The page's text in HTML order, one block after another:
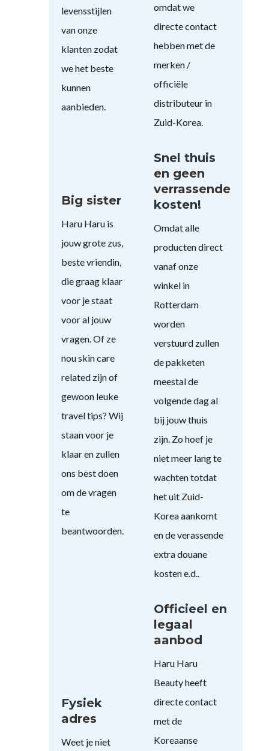
levensstijlen
van onze
klanten zodat
we het beste
kunnen
aanbieden.
omdat we
directe contact
hebben met de
merken /
officiële
distributeur in
Zuid-Korea.
Big sister
Haru Haru is
jouw grote zus,
beste vriendin,
die graag klaar
voor je staat
voor al jouw
vragen. Of ze
nou skin care
related zijn of
gewoon leuke
travel tips? Wij
staan voor je
klaar en zullen
ons best doen
om de vragen
te
beantwoorden.
Snel thuis
en geen
verrassende
kosten!
Omdat alle
producten direct
vanaf onze
winkel in
Rotterdam
worden
verstuurd zullen
de pakketen
meestal de
volgende dag al
bij jouw thuis
zijn. Zo hoef je
niet meer lang te
wachten totdat
het uit Zuid-
Korea aankomt
en de verassende
extra douane
kosten e.d..
Fysiek
adres
Weet je niet
Officieel en
legaal
aanbod
Haru Haru
Beauty heeft
directe contact
met de
Koreaanse